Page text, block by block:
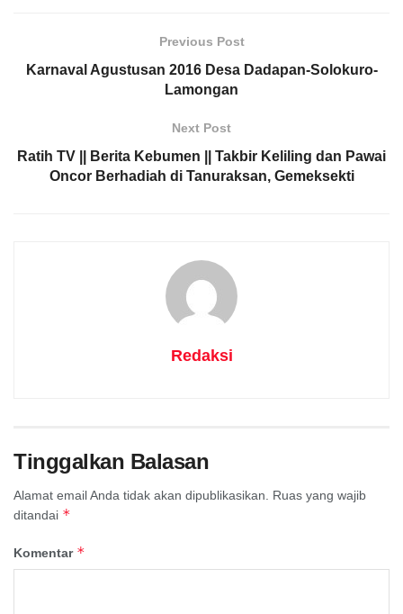
Previous Post
Karnaval Agustusan 2016 Desa Dadapan-Solokuro-
Lamongan
Next Post
Ratih TV || Berita Kebumen || Takbir Keliling dan Pawai
Oncor Berhadiah di Tanuraksan, Gemeksekti
Redaksi
Tinggalkan Balasan
Alamat email Anda tidak akan dipublikasikan. Ruas yang wajib
ditandai *
Komentar *